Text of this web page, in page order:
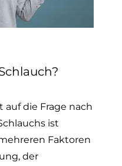
die Frage nach
ist
Faktoren
der